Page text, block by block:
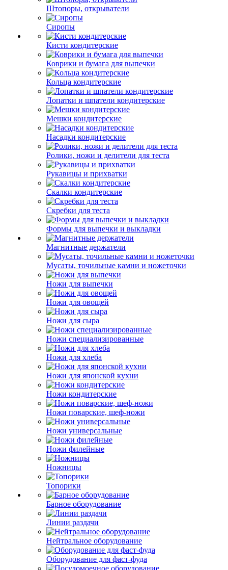
Штопоры, открыватели
Сиропы
Кисти кондитерские
Коврики и бумага для выпечки
Кольца кондитерские
Лопатки и шпатели кондитерские
Мешки кондитерские
Насадки кондитерские
Ролики, ножи и делители для теста
Рукавицы и прихватки
Скалки кондитерские
Скребки для теста
Формы для выпечки и выкладки
Магнитные держатели
Мусаты, точильные камни и ножеточки
Ножи для выпечки
Ножи для овощей
Ножи для сыра
Ножи специализированные
Ножи для хлеба
Ножи для японской кухни
Ножи кондитерские
Ножи поварские, шеф-ножи
Ножи универсальные
Ножи филейные
Ножницы
Топорики
Барное оборудование
Линии раздачи
Нейтральное оборудование
Оборудование для фаст-фуда